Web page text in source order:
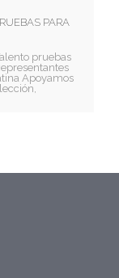
PARA
pruebas
Apoyamos